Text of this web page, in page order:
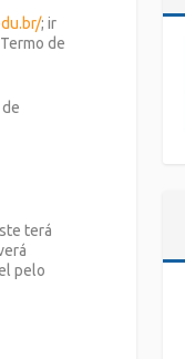
; ir
de
terá
pelo